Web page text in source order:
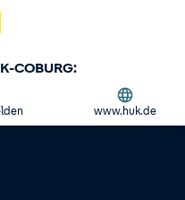
COBURG:
www.huk.de